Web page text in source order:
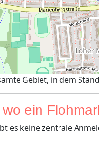
Gebiet, in dem
ein
es keine zentrale